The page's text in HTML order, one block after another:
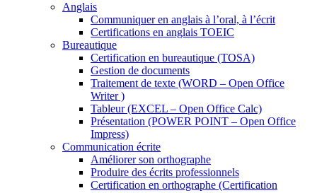
Anglais
Communiquer en anglais à l’oral, à l’écrit
Certifications en anglais TOEIC
Bureautique
Certification en bureautique (TOSA)
Gestion de documents
Traitement de texte (WORD – Open Office
Writer )
Tableur (EXCEL – Open Office Calc)
Présentation (POWER POINT – Open Office
Impress)
Communication écrite
Améliorer son orthographe
Produire des écrits professionnels
Certification en orthographe (Certification